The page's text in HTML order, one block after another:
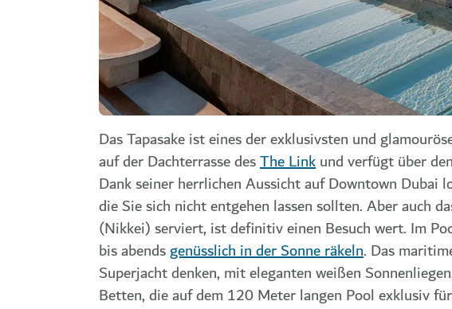
Das Tapasake ist eines der exklusivsten und
auf der Dachterrasse desThe Linkund verfügt über
Dank seiner herrlichen Aussicht auf Downtown Dubai
die Sie sich nicht entgehen lassen sollten. Aber auch
(Nikkei) serviert, ist definitiv einen Besuch wert. Im
bis abendsgenüsslich in der Sonne räkeln. Das
Superjacht denken, mit eleganten weißen
Betten, die auf dem 120 Meter langen Pool exklusiv